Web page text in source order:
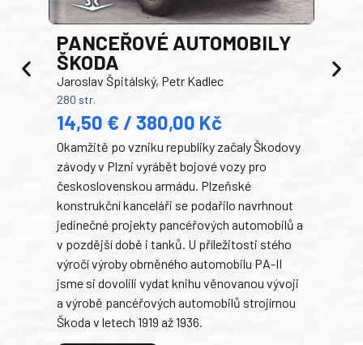
PANCEŘOVÉ AUTOMOBILY
ŠKODA
Jaroslav Špitálský, Petr Kadlec
280 str.
14,50 € / 380,00 Kč
Okamžitě po vzniku republiky začaly Škodovy
závody v Plzni vyrábět bojové vozy pro
československou armádu. Plzeňské
konstrukční kanceláři se podařilo navrhnout
jedinečné projekty pancéřových automobilů a
v pozdější době i tanků. U příležitosti stého
výročí výroby obrněného automobilu PA-II
jsme si dovolili vydat knihu věnovanou vývoji
a výrobě pancéřových automobilů strojírnou
Škoda v letech 1919 až 1936.